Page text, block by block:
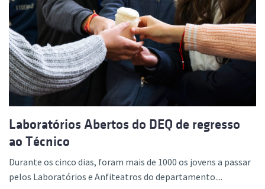
Laboratórios Abertos do DEQ de regresso
ao Técnico
Durante os cinco dias, foram mais de 1000 os jovens a passar
pelos Laboratórios e Anfiteatros do departamento....